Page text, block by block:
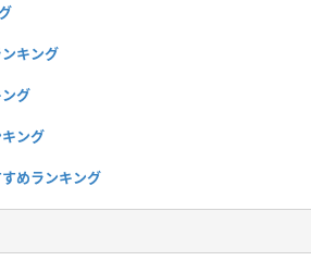
キング
グ
ング
めランキング